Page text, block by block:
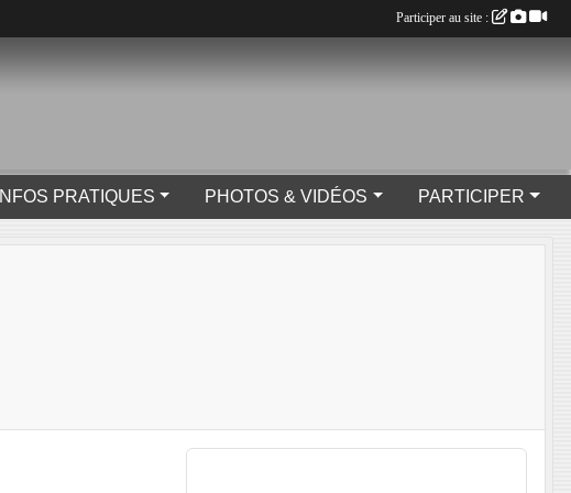
INFOS PRATIQUES PHOTOS & VIDÉOS PARTICIPER
Participer au site :